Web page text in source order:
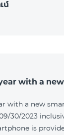
with a
with a new
30/2023
is